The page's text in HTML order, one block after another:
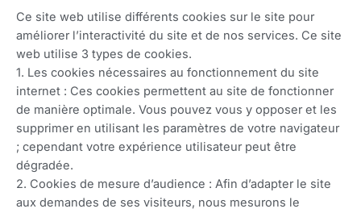
Ce site web utilise différents cookies sur le site pour
améliorer l’interactivité du site et de nos services. Ce site
web utilise 3 types de cookies.
1. Les cookies nécessaires au fonctionnement du site
internet : Ces cookies permettent au site de fonctionner
de manière optimale. Vous pouvez vous y opposer et les
supprimer en utilisant les paramètres de votre navigateur
; cependant votre expérience utilisateur peut être
dégradée.
2. Cookies de mesure d’audience : Afin d’adapter le site
aux demandes de ses visiteurs, nous mesurons le